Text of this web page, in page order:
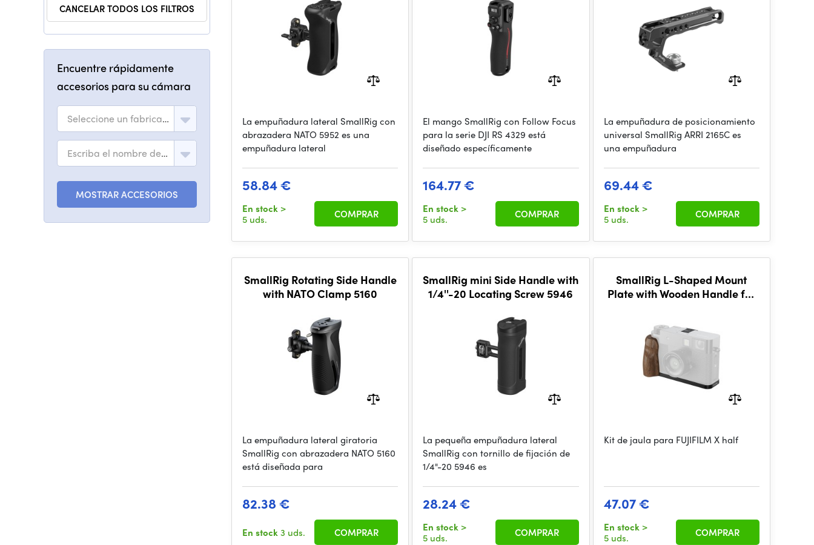
CANCELAR TODOS LOS FILTROS
Encuentre rápidamente
accesorios para su cámara
Seleccione un fabricante
Escriba el nombre del modelo
MOSTRAR ACCESORIOS
La empuñadura lateral SmallRig con
abrazadera NATO 5952 es una
empuñadura lateral
58.84 €
En stock >
5 uds.
COMPRAR
El mango SmallRig con Follow Focus
para la serie DJI RS 4329 está
diseñado específicamente
164.77 €
En stock >
5 uds.
COMPRAR
La empuñadura de posicionamiento
universal SmallRig ARRI 2165C es
una empuñadura
69.44 €
En stock >
5 uds.
COMPRAR
SmallRig Rotating Side Handle
with NATO Clamp 5160
La empuñadura lateral giratoria
SmallRig con abrazadera NATO 5160
está diseñada para
82.38 €
En stock3 uds. COMPRAR
SmallRig mini Side Handle with
1/4''-20 Locating Screw 5946
La pequeña empuñadura lateral
SmallRig con tornillo de fijación de
1/4"-20 5946 es
28.24 €
En stock >
5 uds.
COMPRAR
SmallRig L-Shaped Mount
Plate with Wooden Handle for
Kit de jaula para FUJIFILM X half
47.07 €
En stock >
5 uds.
COMPRAR